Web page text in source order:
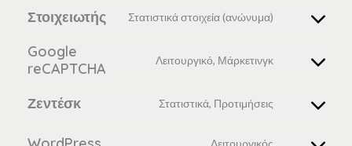
Στοιχειωτής Στατιστικά στοιχεία (ανώνυμα)
Google
reCAPTCHA
Λειτουργικό, Μάρκετινγκ
Ζεντέσκ Στατιστικά, Προτιμήσεις
Λειτουργικός